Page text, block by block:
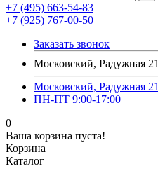
+7 (495) 663-54-83
+7 (925) 767-00-50
Заказать звонок
Московский, Радужная 21
Московский, Радужная 21
ПН-ПТ 9:00-17:00
0
Ваша корзина пуста!
Корзина
Каталог